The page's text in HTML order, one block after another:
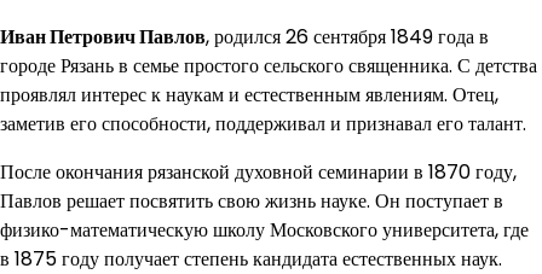
Иван Петрович Павлов, родился 26 сентября 1849 года в
городе Рязань в семье простого сельского священника. С детства
проявлял интерес к наукам и естественным явлениям. Отец,
заметив его способности, поддерживал и признавал его талант.
После окончания рязанской духовной семинарии в 1870 году,
Павлов решает посвятить свою жизнь науке. Он поступает в
физико-математическую школу Московского университета, где
в 1875 году получает степень кандидата естественных наук.